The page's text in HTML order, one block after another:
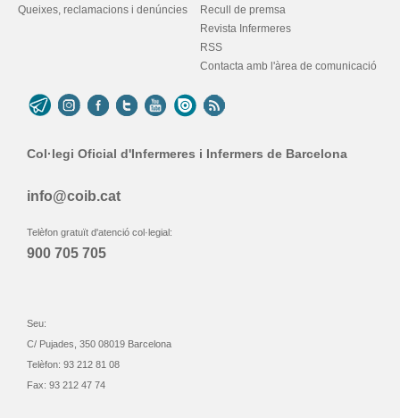
Queixes, reclamacions i denúncies
Recull de premsa
Revista Infermeres
RSS
Contacta amb l'àrea de comunicació
Col·legi Oficial d'Infermeres i Infermers de Barcelona
info@coib.cat
Telèfon gratuït d'atenció col·legial:
900 705 705
Seu:
C/ Pujades, 350 08019 Barcelona
Telèfon: 93 212 81 08
Fax: 93 212 47 74